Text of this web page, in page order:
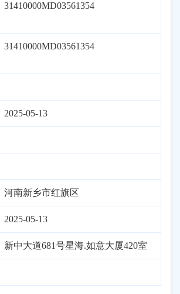
31410000MD03561354
31410000MD03561354
2025-05-13
河南新乡市红旗区
2025-05-13
新中大道681号星海.如意大厦420室